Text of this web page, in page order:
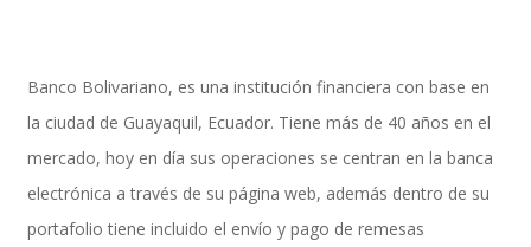
SAP SuccessFactors Employee Central
Implementación Employee Central Payroll
Banco Bolivariano, es una institución financiera con base en
la ciudad de Guayaquil, Ecuador. Tiene más de 40 años en el
mercado, hoy en día sus operaciones se centran en la banca
electrónica a través de su página web, además dentro de su
portafolio tiene incluido el envío y pago de remesas